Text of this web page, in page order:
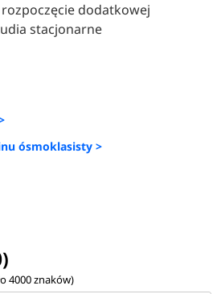
dodatkowej
stacjonarne
ósmoklasisty >
4000znaków)